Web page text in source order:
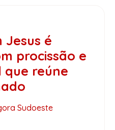
Jesus é
procissão e
que reúne
Sudoeste